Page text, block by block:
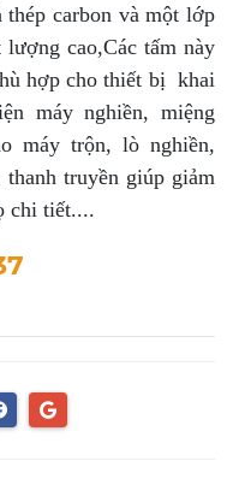
carbon và một lớp
cao,Các tấm này
hợp cho thiết bị khai
máy nghiền, miệng
máy trộn, lò nghiền,
truyền giúp giảm
chi tiết....